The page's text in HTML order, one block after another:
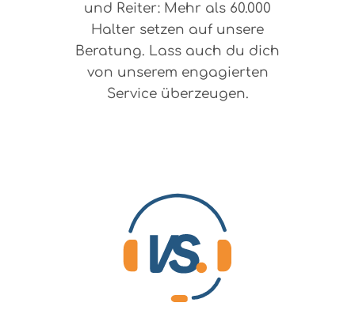
und Reiter: Mehr als 60.000
Halter setzen auf unsere
Beratung. Lass auch du dich
von unserem engagierten
Service überzeugen.